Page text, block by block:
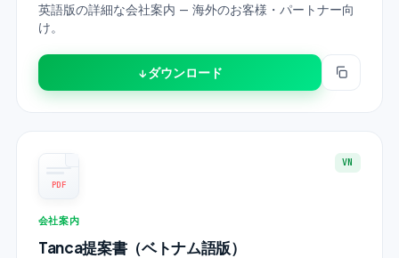
英語版の詳細な会社案内 — 海外のお客様・パートナー向
け。
↓ ダウンロード
PDF
VN
会社案内
Tanca提案書（ベトナム語版）